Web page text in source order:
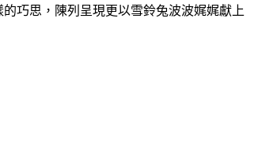
巧思，陳列呈現更以雪鈴兔波波娓娓獻上